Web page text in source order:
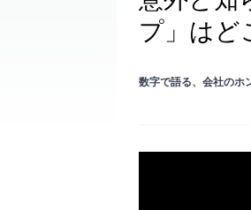
プ」はど
数字で語る、会社のホ